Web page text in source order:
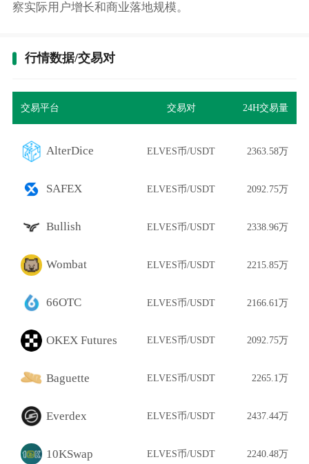
察实际用户增长和商业落地规模。
行情数据/交易对
交易平台 交易对 24H交易量
AlterDice ELVES币/USDT 2363.58万
SAFEX ELVES币/USDT 2092.75万
Bullish ELVES币/USDT 2338.96万
Wombat ELVES币/USDT 2215.85万
66OTC ELVES币/USDT 2166.61万
OKEX Futures ELVES币/USDT 2092.75万
Baguette ELVES币/USDT 2265.1万
Everdex ELVES币/USDT 2437.44万
10KSwap ELVES币/USDT 2240.48万